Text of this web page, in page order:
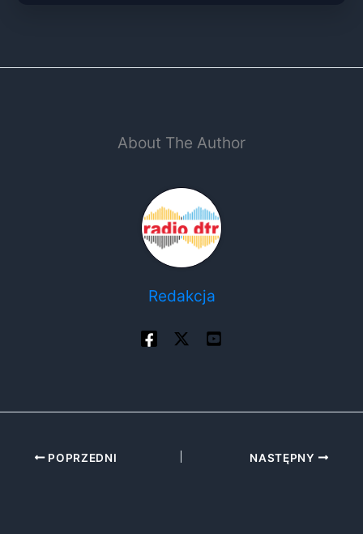
About The Author
Redakcja
POPRZEDNI NASTĘPNY